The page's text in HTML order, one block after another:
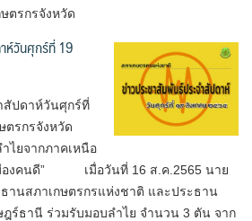
ตรกรจังหวัด
ห์วันศุกร์ที่ 19
ปดาห์วันศุกร์ที่
ตรกรจังหวัด
ไยจากภาคเหนือ
มืองคนดี” เมื่อวันที่ 16 ส.ค.2565 นาย
านสภาเกษตรกรแห่งชาติ และประธาน
ฎร์ธานี ร่วมรับมอบลำไย จำนวน 3 ตัน จาก